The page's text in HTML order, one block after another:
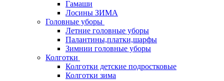
Гамаши
Лосины ЗИМА
Головные уборы
Летние головные уборы
Палантины,платки,шарфы
Зимнии головные уборы
Колготки
Колготки детские подростковые
Колготки зима